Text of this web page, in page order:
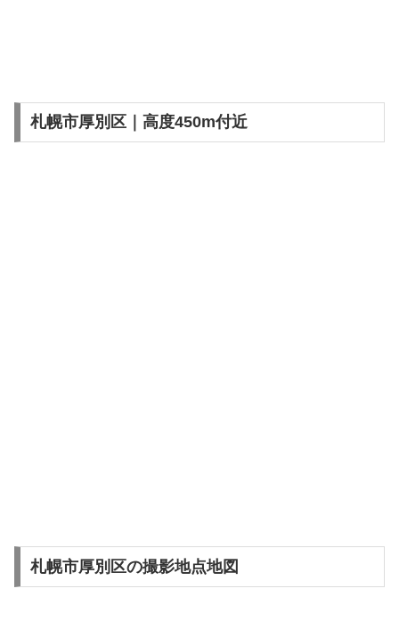
札幌市厚別区｜高度450m付近
札幌市厚別区の撮影地点地図